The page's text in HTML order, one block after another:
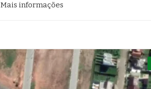
Mais informações